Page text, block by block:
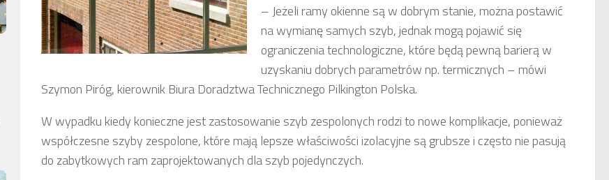
– Jeżeli ramy okienne są w dobrym stanie, można postawić
na wymianę samych szyb, jednak mogą pojawić się
ograniczenia technologiczne, które będą pewną barierą w
uzyskaniu dobrych parametrów np. termicznych – mówi
Szymon Piróg, kierownik Biura Doradztwa Technicznego Pilkington Polska.
W wypadku kiedy konieczne jest zastosowanie szyb zespolonych rodzi to nowe komplikacje, ponieważ
współczesne szyby zespolone, które mają lepsze właściwości izolacyjne są grubsze i często nie pasują
do zabytkowych ram zaprojektowanych dla szyb pojedynczych.